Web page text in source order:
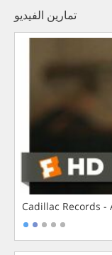
تمارين الفيديو
Cadillac Records -